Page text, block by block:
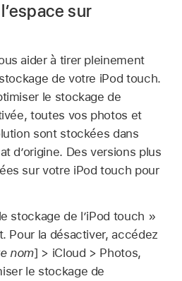
sur
aider à tirer pleinement
de votre iPod touch.
le stockage de
toutes vos photos et
sont stockées dans
d’origine. Des versions plus
sur votre iPod touch pour
stockage de l’iPod touch »
Pour la désactiver, accédez
nom] > iCloud > Photos,
le stockage de